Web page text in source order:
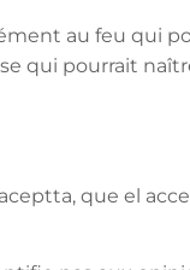
au feu qui
qui pourrait
que el